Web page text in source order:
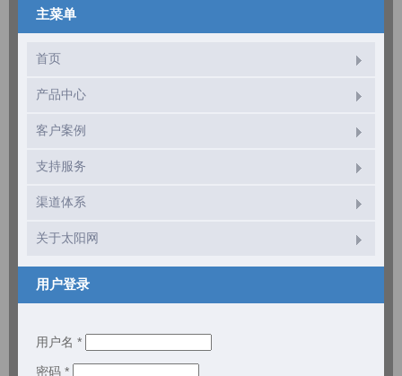
主菜单
首页
产品中心
客户案例
支持服务
渠道体系
关于太阳网
用户登录
用户名 *
密码 *